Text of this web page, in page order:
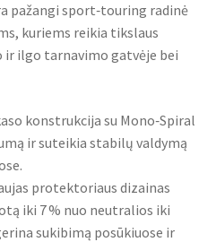
pažangi sport‑touring radinė
kuriems reikia tikslaus
ir ilgo tarnavimo gatvėje bei
konstrukcija su Mono‑Spiral
ir suteikia stabilų valdymą
protektoriaus dizainas
iki 7 % nuo neutralios iki
sukibimą posūkiuose ir